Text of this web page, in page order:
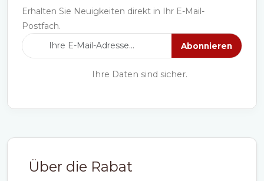
Über die Rabat
Erhalten Sie Neuigkeiten direkt in Ihr E-Mail-
Postfach.
Abonnieren
Ihre Daten sind sicher.